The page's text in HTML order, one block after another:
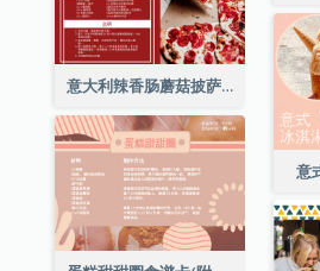
意大利辣香肠蘑菇披萨食谱卡
意